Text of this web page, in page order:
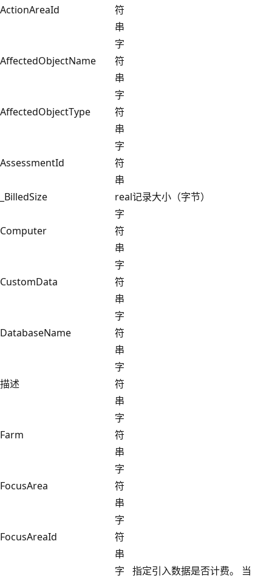
ActionAreaId
符
串
AffectedObjectName
字
符
串
AffectedObjectType
字
符
串
AssessmentId
字
符
串
_BilledSize
real记录大小（字节）
Computer
字
符
串
CustomData
字
符
串
DatabaseName
字
符
串
描述
字
符
串
Farm
字
符
串
FocusArea
字
符
串
FocusAreaId
字
符
串
字
指定引入数据是否计费。 当